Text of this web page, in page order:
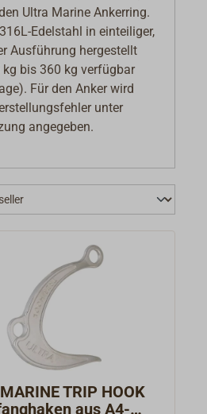
Ultra Marine Ankerring.
Edelstahl in einteiliger,
Ausführung hergestellt
bis 360 kg verfügbar
Für den Anker wird
unter
angegeben.
TRIP HOOK
aus A4-